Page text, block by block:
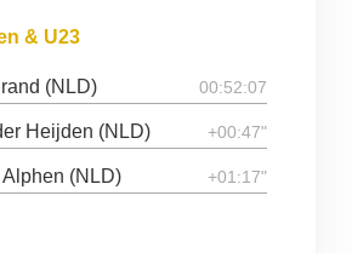
& U23
(NLD) 00:52:07
Heijden (NLD) +00:47"
(NLD) +01:17"